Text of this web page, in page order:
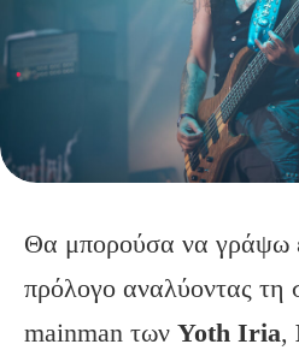
Θα μπορούσα να γράψω
πρόλογο αναλύοντας τη
mainman των Yoth Iria,